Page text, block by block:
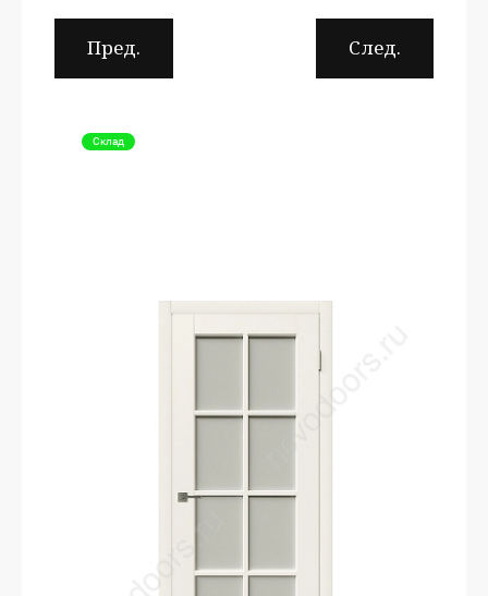
Пред. След.
Склад